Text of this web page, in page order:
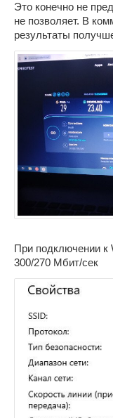
Это конечно не
не позволяет. В
результаты
При подключении к
300/270 Мбит/сек